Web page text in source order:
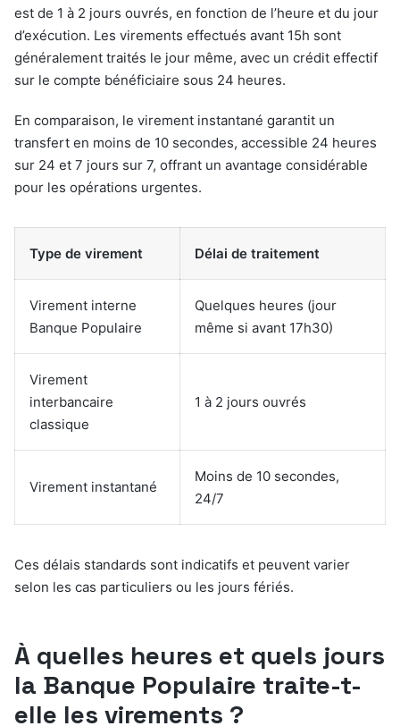
est de 1 à 2 jours ouvrés, en fonction de l’heure et du jour
d’exécution. Les virements effectués avant 15h sont
généralement traités le jour même, avec un crédit effectif
sur le compte bénéficiaire sous 24 heures.
En comparaison, le virement instantané garantit un
transfert en moins de 10 secondes, accessible 24 heures
sur 24 et 7 jours sur 7, offrant un avantage considérable
pour les opérations urgentes.
Type de virement Délai de traitement
Virement interne
Banque Populaire
Quelques heures (jour
même si avant 17h30)
Virement
interbancaire
classique
1 à 2 jours ouvrés
Virement instantané
Moins de 10 secondes,
24/7
Ces délais standards sont indicatifs et peuvent varier
selon les cas particuliers ou les jours fériés.
À quelles heures et quels jours
la Banque Populaire traite-t-
elle les virements ?